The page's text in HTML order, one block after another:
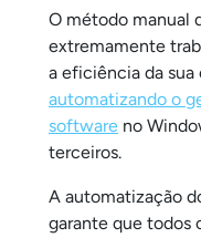
O método manual
extremamente
a eficiência da sua
automatizando o
software no
terceiros.
A automatização
garante que todos